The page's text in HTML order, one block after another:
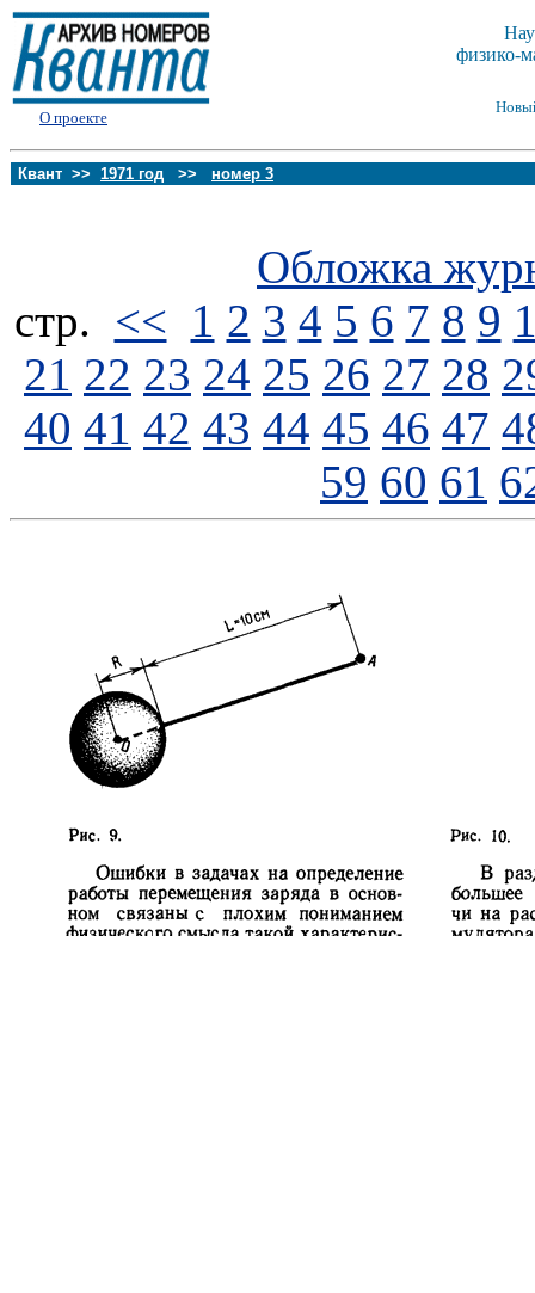
О проекте
физико-
Квант >> 1971 год >> номер 3
Обложка
стp. << 1 2 3 4 5 6 7 8 9
21 22 23 24 25 26 27 28
40 41 42 43 44 45 46 47
59 60 61